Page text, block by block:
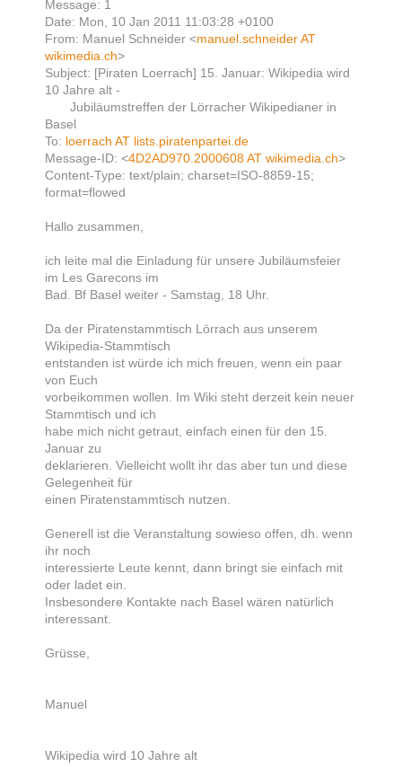
Message: 1
Date: Mon, 10 Jan 2011 11:03:28 +0100
From: Manuel Schneider <manuel.schneider AT
wikimedia.ch>
Subject: [Piraten Loerrach] 15. Januar: Wikipedia wird
10 Jahre alt -
Jubiläumstreffen der Lörracher Wikipedianer in
Basel
To: loerrach AT lists.piratenpartei.de
Message-ID: <4D2AD970.2000608 AT wikimedia.ch>
Content-Type: text/plain; charset=ISO-8859-15;
format=flowed
Hallo zusammen,
ich leite mal die Einladung für unsere Jubiläumsfeier
im Les Garecons im
Bad. Bf Basel weiter - Samstag, 18 Uhr.
Da der Piratenstammtisch Lörrach aus unserem
Wikipedia-Stammtisch
entstanden ist würde ich mich freuen, wenn ein paar
von Euch
vorbeikommen wollen. Im Wiki steht derzeit kein neuer
Stammtisch und ich
habe mich nicht getraut, einfach einen für den 15.
Januar zu
deklarieren. Vielleicht wollt ihr das aber tun und diese
Gelegenheit für
einen Piratenstammtisch nutzen.
Generell ist die Veranstaltung sowieso offen, dh. wenn
ihr noch
interessierte Leute kennt, dann bringt sie einfach mit
oder ladet ein.
Insbesondere Kontakte nach Basel wären natürlich
interessant.
Grüsse,
Manuel
Wikipedia wird 10 Jahre alt